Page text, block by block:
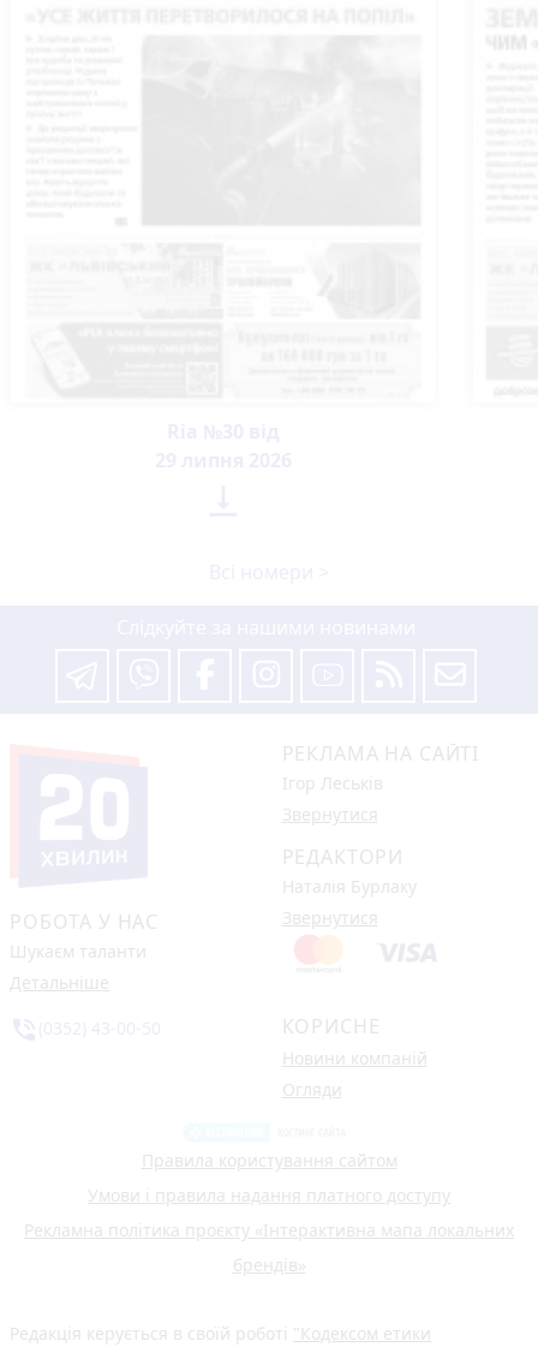
РОБОТА У НАС
Шукаєм таланти
Детальніше
РЕКЛАМА НА САЙТІ
Ігор Леськів
Звернутися
РЕДАКТОРИ
Наталія Бурлаку
Звернутися
КОРИСНЕ
Новини компаній
Огляди
Правила користування сайтом
Умови і правила надання платного доступу
Рекламна політика проєкту «Інтерактивна мапа локальних
брендів»
Редакція керується в своїй роботі "Кодексом етики